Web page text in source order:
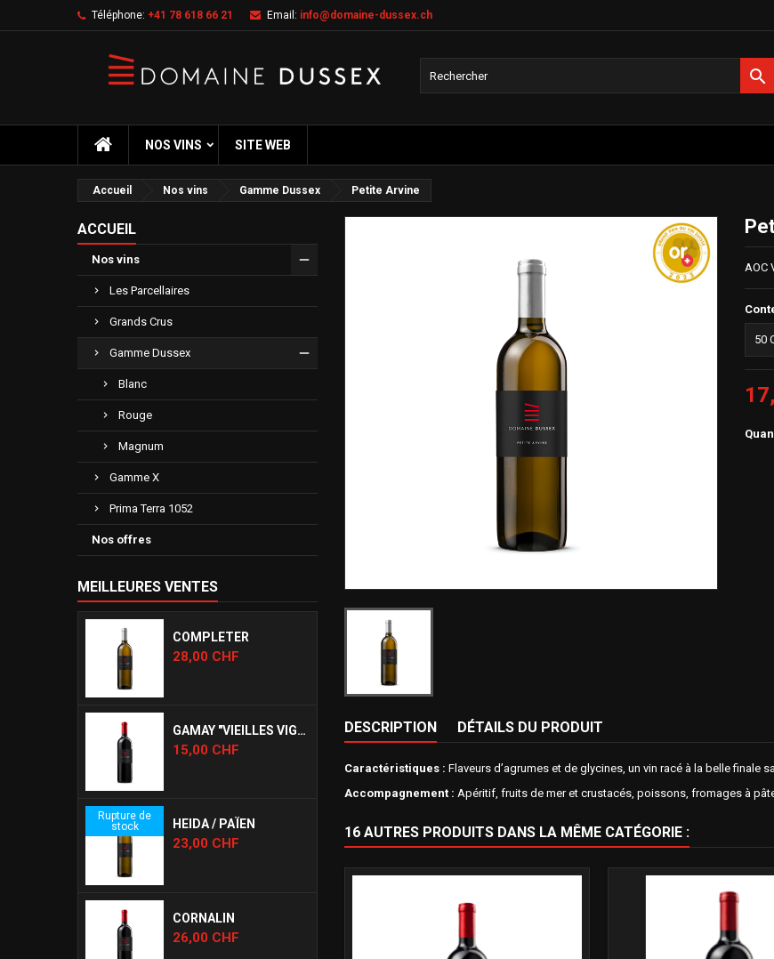
Téléphone: +41 78 618 66 21 Email: info@domaine-dussex.ch

NOS VINS SITE WEB
Accueil Nos vins Gamme Dussex Petite Arvine
ACCUEIL
Nos vins
Les Parcellaires
Grands Crus
Gamme Dussex
Blanc
Rouge
Magnum
Gamme X
Prima Terra 1052
Nos offres
MEILLEURES VENTES
COMPLETER
Prix
28,00 CHF
GAMAY "VIEILLES VIGNES"
Prix
15,00 CHF
Rupture de
stock
HEIDA / PAÏEN
Prix
23,00 CHF
CORNALIN
Prix
26,00 CHF
AOC
DESCRIPTION DÉTAILS DU PRODUIT
Caractéristiques : Flaveurs d’agrumes et de glycines, un vin racé à la belle finale
Accompagnement : Apéritif, fruits de mer et crustacés, poissons, fromages à
16 AUTRES PRODUITS DANS LA MÊME CATÉGORIE :